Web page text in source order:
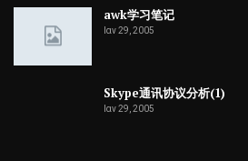
awk学习笔记
Ιαν 29, 2005
Skype通讯协议分析(1)
Ιαν 29, 2005